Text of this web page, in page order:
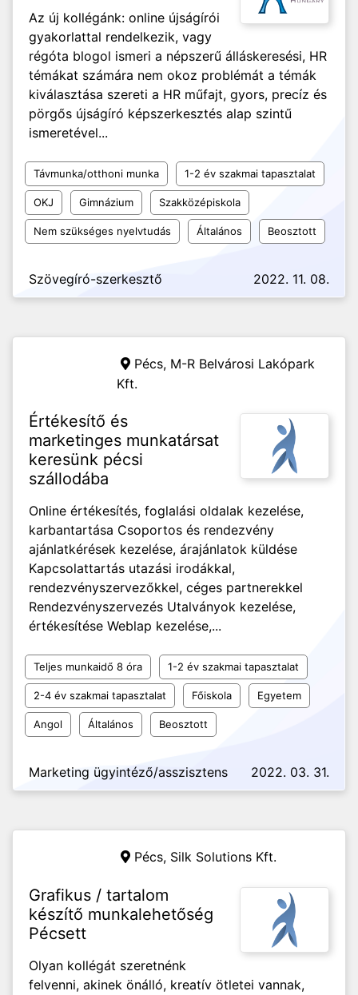
Az új kollégánk: online újságírói
gyakorlattal rendelkezik, vagy
régóta blogol ismeri a népszerű álláskeresési, HR
témákat számára nem okoz problémát a témák
kiválasztása szereti a HR műfajt, gyors, precíz és
pörgős újságíró képszerkesztés alap szintű
ismeretével...
Távmunka/otthoni munka 1-2 év szakmai tapasztalat
OKJ Gimnázium Szakközépiskola
Nem szükséges nyelvtudás Általános Beosztott
Szövegíró-szerkesztő 2022. 11. 08.
Pécs, M-R Belvárosi Lakópark
Kft.
Értékesítő és
marketinges munkatársat
keresünk pécsi
szállodába
Online értékesítés, foglalási oldalak kezelése,
karbantartása Csoportos és rendezvény
ajánlatkérések kezelése, árajánlatok küldése
Kapcsolattartás utazási irodákkal,
rendezvényszervezőkkel, céges partnerekkel
Rendezvényszervezés Utalványok kezelése,
értékesítése Weblap kezelése,...
Teljes munkaidő 8 óra 1-2 év szakmai tapasztalat
2-4 év szakmai tapasztalat Főiskola Egyetem
Angol Általános Beosztott
Marketing ügyintéző/asszisztens 2022. 03. 31.
Pécs, Silk Solutions Kft.
Grafikus / tartalom
készítő munkalehetőség
Pécsett
Olyan kollégát szeretnénk
felvenni, akinek önálló, kreatív ötletei vannak,